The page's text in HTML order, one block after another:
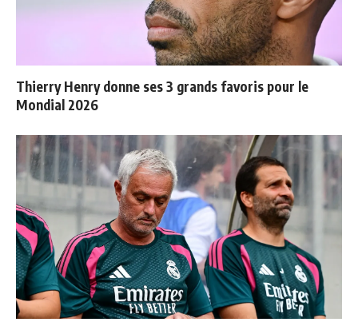
Thierry Henry donne ses 3 grands favoris pour le
Mondial 2026